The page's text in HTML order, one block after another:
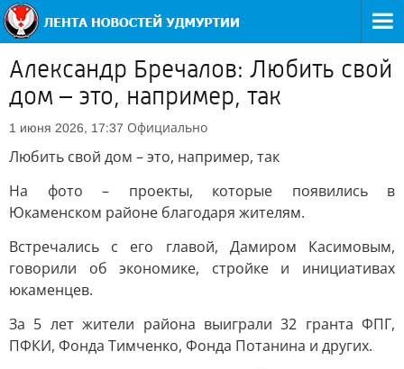
Александр Бречалов: Любить свой
дом – это, например, так
1 июня 2026, 17:37 Официально
Любить свой дом – это, например, так
На фото – проекты, которые появились в
Юкаменском районе благодаря жителям.
Встречались с его главой, Дамиром Касимовым,
говорили об экономике, стройке и инициативах
юкаменцев.
За 5 лет жители района выиграли 32 гранта ФПГ,
ПФКИ, Фонда Тимченко, Фонда Потанина и других.